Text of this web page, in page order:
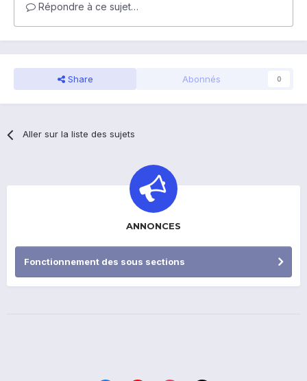
Répondre à ce sujet…
Share Abonnés 0
Aller sur la liste des sujets
ANNONCES
Fonctionnement des sous sections